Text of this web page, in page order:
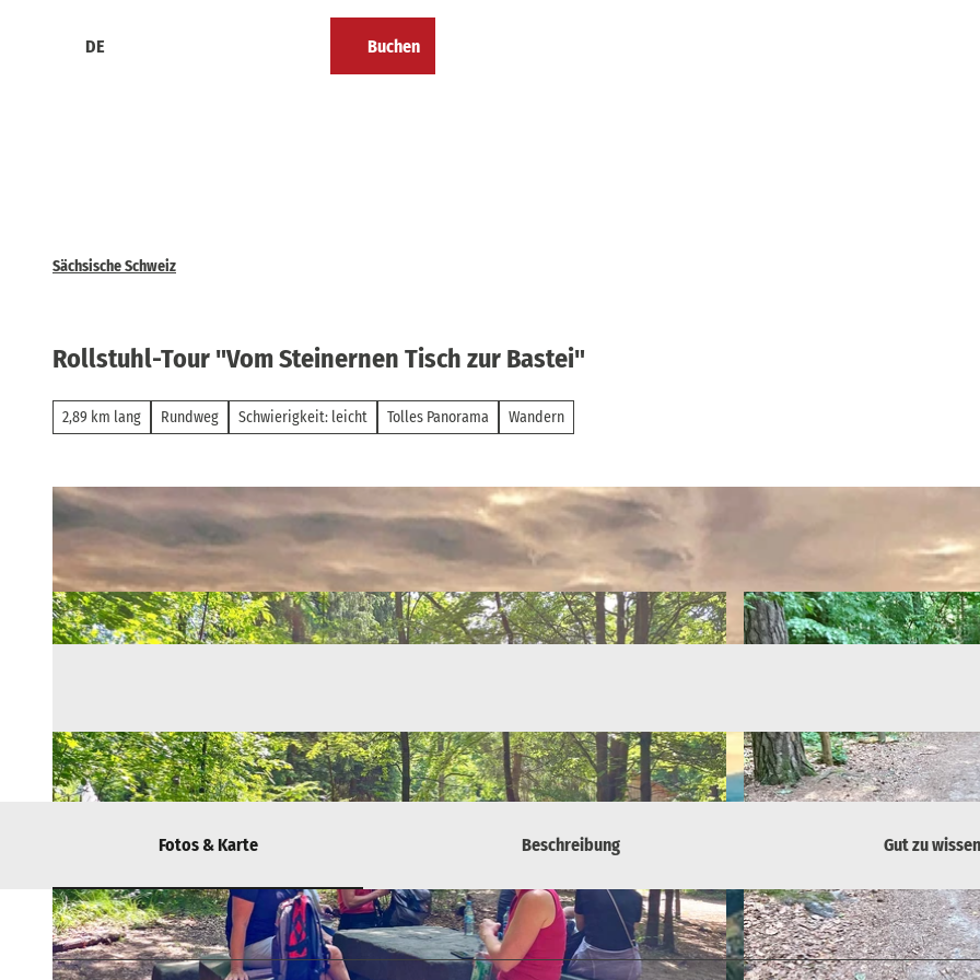
DE Buchen
Sächsische Schweiz
Rollstuhl-Tour "Vom Steinernen Tisch zur Bastei"
2,89 km lang Rundweg Schwierigkeit: leicht Tolles Panorama Wandern
Fotos & Karte Beschreibung Gut zu